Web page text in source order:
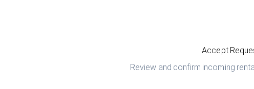
Accept
Review and confirm incoming